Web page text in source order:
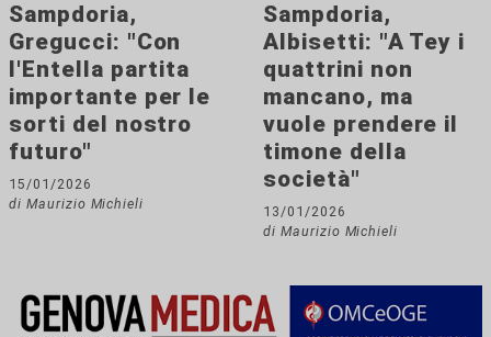
Sampdoria,
Gregucci: "Con
l'Entella partita
importante per le
sorti del nostro
futuro"
15/01/2026
di Maurizio Michieli
Sampdoria,
Albisetti: "A Tey i
quattrini non
mancano, ma
vuole prendere il
timone della
società"
13/01/2026
di Maurizio Michieli